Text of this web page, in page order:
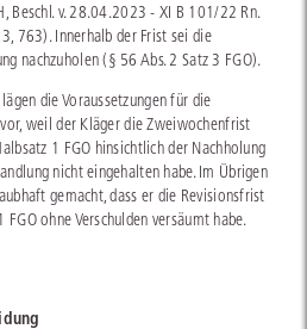
Beschl. v. 28.04.2023 - XI B 101/22 Rn.
763). Innerhalb der Frist sei die
nachzuholen (§ 56 Abs. 2 Satz 3 FGO).
die Voraussetzungen für die
weil der Kläger die Zweiwochenfrist
1 FGO hinsichtlich der Nachholung
nicht eingehalten habe. Im Übrigen
gemacht, dass er die Revisionsfrist
FGO ohne Verschulden versäumt habe.